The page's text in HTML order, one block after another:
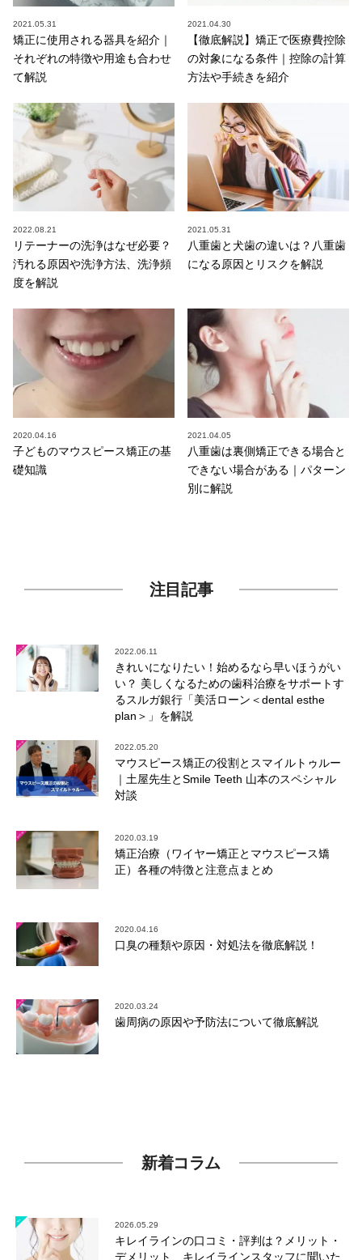
2021.05.31
矯正に使用される器具を紹介｜
それぞれの特徴や用途も合わせ
て解説
2021.04.30
【徹底解説】矯正で医療費控除
の対象になる条件｜控除の計算
方法や手続きを紹介
2022.08.21
リテーナーの洗浄はなぜ必要？
汚れる原因や洗浄方法、洗浄頻
度を解説
2021.05.31
八重歯と犬歯の違いは？八重歯
になる原因とリスクを解説
2020.04.16
子どものマウスピース矯正の基
礎知識
2021.04.05
八重歯は裏側矯正できる場合と
できない場合がある｜パターン
別に解説
注目記事
2022.06.11
きれいになりたい！始めるなら早いほうがい
い？ 美しくなるための歯科治療をサポートす
るスルガ銀行「美活ローン＜dental esthe
plan＞」を解説
2022.05.20
マウスピース矯正の役割とスマイルトゥルー
｜土屋先生とSmile Teeth 山本のスペシャル
対談
2020.03.19
矯正治療（ワイヤー矯正とマウスピース矯
正）各種の特徴と注意点まとめ
2020.04.16
口臭の種類や原因・対処法を徹底解説！
2020.03.24
歯周病の原因や予防法について徹底解説
新着コラム
2026.05.29
キレイラインの口コミ・評判は？メリット・
デメリット、キレイラインスタッフに聞いた